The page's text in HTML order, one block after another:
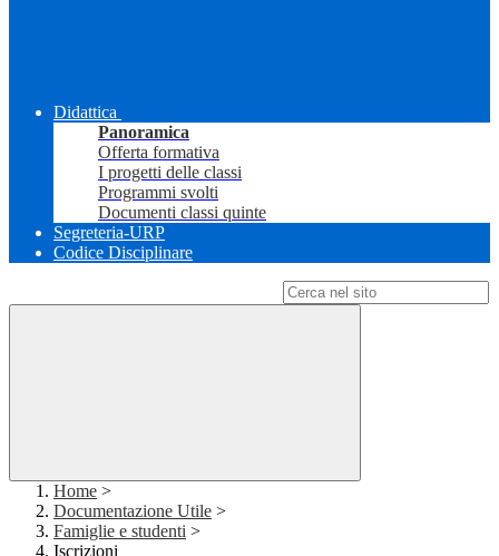
Didattica
Panoramica
Offerta formativa
I progetti delle classi
Programmi svolti
Documenti classi quinte
Segreteria-URP
Codice Disciplinare
Home >
Documentazione Utile >
Famiglie e studenti >
Iscrizioni